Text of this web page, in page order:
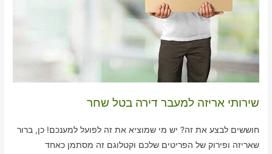
שירותי אריזה למעבר דירה בטל שחר
חוששים לבצע את זה? יש מי שמוציא את זה לפועל למענכם! כן, ברור
שאריזה ופירוק של הפריטים שלכם וקטלוגם זה מסתמן כאחד